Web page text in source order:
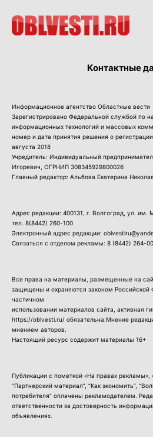
Контактные
Информационное агентство Областные вести
Зарегистрировано Федеральной службой по
информационных технологий и массовых
номер и дата принятия решения о
августа 2018
Учредитель: Индивидуальный
Игоревич, ОГРНИП 308345929800026
Главный редактор: Альбова Екатерина
Адрес редакции: 400131, г. Волгоград, ул. им.
тел. 8(8442) 260-100
Электронный адрес редакции:
Связаться с отделом рекламы: 8 (8442) 264-
Все права на материалы, размещенные на
защищены и охраняются законом Российской
частичном
использовании материалов сайта, активная
https://oblvesti.ru/ обязательна.Мнение
мнением авторов.
Настоящий ресурс содержит материалы 16+
Публикации с пометкой «На правах рекламы»,
“Партнерский материал”, “Как экономить”,
потребителя” оплачены рекламодателем.
ответственности за достоверность
объявлениях.